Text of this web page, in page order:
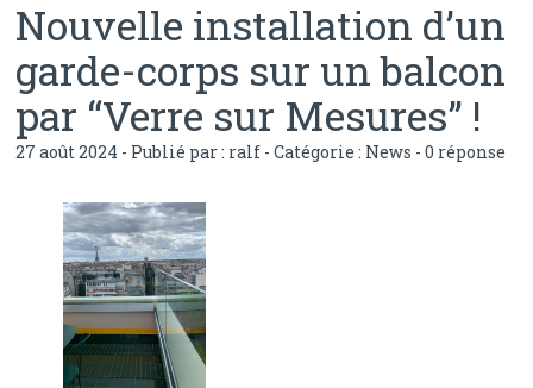
Nouvelle installation d’un
garde-corps sur un balcon
par “Verre sur Mesures” !
27 août 2024 - Publié par : ralf - Catégorie : News -0 réponse